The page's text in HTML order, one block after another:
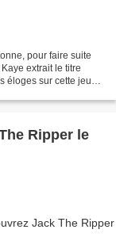
pour faire suite
extrait le titre
éloges sur cette jeune
Ripper le